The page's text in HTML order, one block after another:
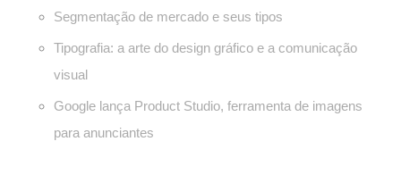
Segmentação de mercado e seus tipos
Tipografia: a arte do design gráfico e a comunicação
visual
Google lança Product Studio, ferramenta de imagens
para anunciantes